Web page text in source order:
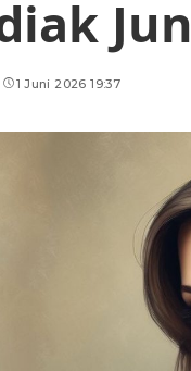
1 Juni 2026 19:37